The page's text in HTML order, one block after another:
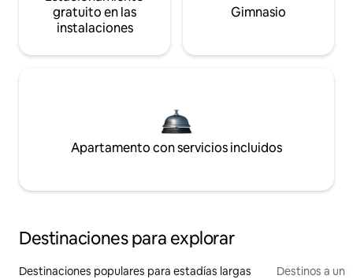
gratuito en las
instalaciones
Gimnasio
Apartamento con servicios incluidos
Destinaciones para explorar
Destinaciones populares para estadías largas Destinos a un